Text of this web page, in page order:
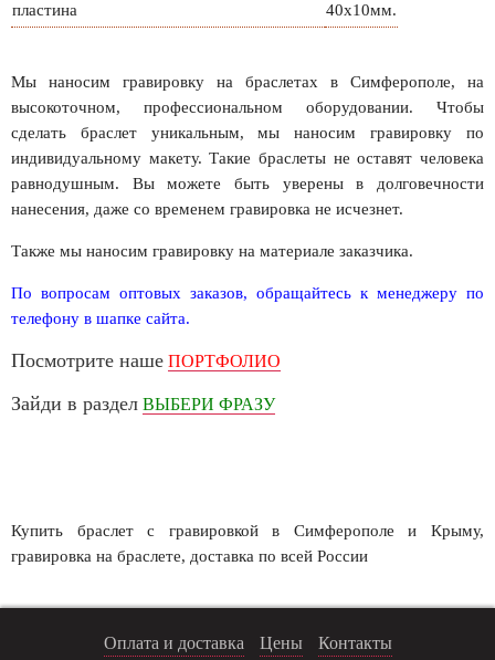
пластина
40х10мм.
Мы наносим гравировку на браслетах в Симферополе, на
высокоточном, профессиональном оборудовании. Чтобы
сделать браслет уникальным, мы наносим гравировку по
индивидуальному макету. Такие браслеты не оставят человека
равнодушным. Вы можете быть уверены в долговечности
нанесения, даже со временем гравировка не исчезнет.
Также мы наносим гравировку на материале заказчика.
По вопросам оптовых заказов, обращайтесь к менеджеру по
телефону в шапке сайта.
Посмотрите наше ПОРТФОЛИО
Зайди в раздел ВЫБЕРИ ФРАЗУ
Купить браслет с гравировкой в Симферополе и Крыму,
гравировка на браслете, доставка по всей России
Оплата и доставка Цены Контакты